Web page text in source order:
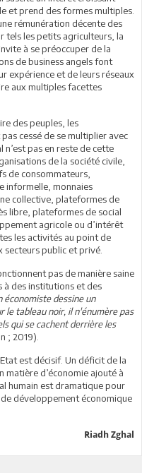
et prend des formes multiples.
rémunération décente des
tels les petits agriculteurs, la
à se préoccuper de la
de business angels font
expérience et de leurs réseaux
aux multiples facettes
des peuples, les
cessé de se multiplier avec
pas en reste de cette
de la société civile,
de consommateurs,
informelle, monnaies
collective, plateformes de
libre, plateformes de social
agricole ou d’intérêt
les activités au point de
secteurs public et privé.
pas de manière saine
à des institutions et des
économiste dessine un
le tableau noir, il n'énumère pas
qui se cachent derrière les
; 2019).
est décisif. Un déficit de la
matière d’économie ajouté à
humain est dramatique pour
développement économique
Riadh Zghal